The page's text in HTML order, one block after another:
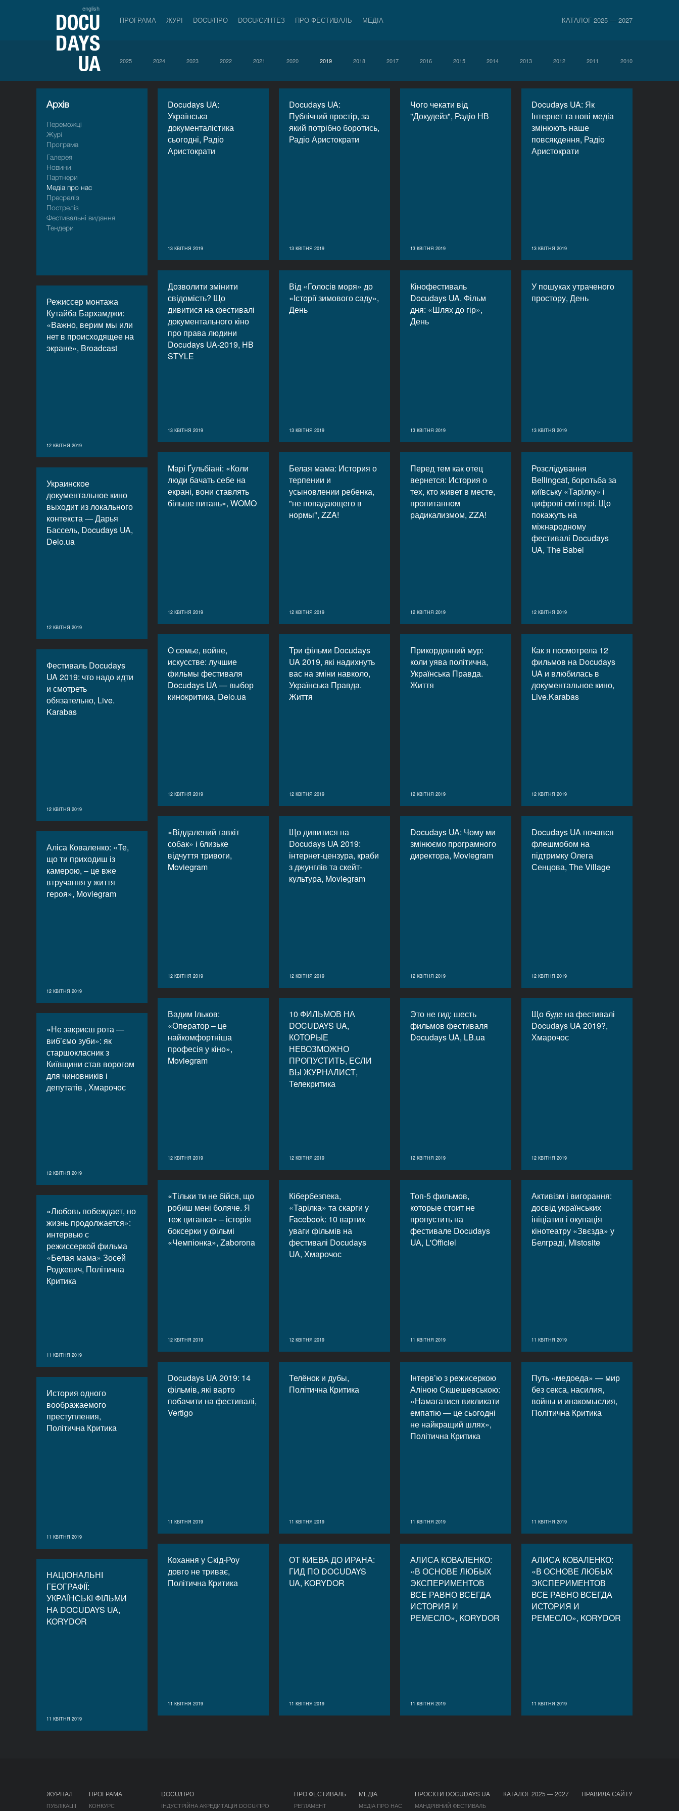
english
ПРОГРАМА ЖУРІ DOCU/ПРО DOCU/СИНТЕЗ ПРО ФЕСТИВАЛЬ МЕДІА КАТАЛОГ 2025 — 2027
2025 2024 2023 2022 2021 2020 2019 2018 2017 2016 2015 2014 2013 2012 2011 2010
Архiв
Переможці
Журі
Програма
Галерея
Новини
Партнери
Медіа про нас
Пресрелiз
Пострелiз
Фестивальні видання
Тендери
Docudays UA:
Українська
документалістика
сьогодні, Радіо
Аристократи
13 КВІТНЯ 2019
Docudays UA:
Публічний простір, за
який потрібно боротись,
Радіо Аристократи
13 КВІТНЯ 2019
Чого чекати від
"Докудейз", Радіо НВ
13 КВІТНЯ 2019
Docudays UA: Як
Інтернет та нові медіа
змінюють наше
повсякдення, Радіо
Аристократи
13 КВІТНЯ 2019
Дозволити змінити
свідомість? Що
дивитися на фестивалі
документального кіно
про права людини
Docudays UA-2019, HB
STYLE
13 КВІТНЯ 2019
Від «Голосів моря» до
«Iсторії зимового саду»,
День
13 КВІТНЯ 2019
Кінофестиваль
Docudays UA. Фільм
дня: «Шлях до гір»,
День
13 КВІТНЯ 2019
У пошуках утраченого
простору, День
13 КВІТНЯ 2019
Режиссер монтажа
Кутайба Бархамджи:
«Важно, верим мы или
нет в происходящее на
экране», Broadcast
12 КВІТНЯ 2019
Марі Ґульбіані: «Коли
люди бачать себе на
екрані, вони ставлять
більше питань», WOMO
12 КВІТНЯ 2019
Белая мама: История о
терпении и
усыновлении ребенка,
"не попадающего в
нормы", ZZA!
12 КВІТНЯ 2019
Перед тем как отец
вернется: История о
тех, кто живет в месте,
пропитанном
радикализмом, ZZA!
12 КВІТНЯ 2019
Розслідування
Bellingcat, боротьба за
київську «Тарілку» і
цифрові сміттярі. Що
покажуть на
міжнародному
фестивалі Docudays
UA, The Babel
12 КВІТНЯ 2019
Украинское
документальное кино
выходит из локального
контекста — Дарья
Бассель, Docudays UA,
Delo.ua
12 КВІТНЯ 2019
О семье, войне,
искусстве: лучшие
фильмы фестиваля
Docudays UA — выбор
кинокритика, Delo.ua
12 КВІТНЯ 2019
Три фільми Docudays
UA 2019, які надихнуть
вас на зміни навколо,
Українська Правда.
Життя
12 КВІТНЯ 2019
Прикордонний мур:
коли уява політична,
Українська Правда.
Життя
12 КВІТНЯ 2019
Как я посмотрела 12
фильмов на Docudays
UA и влюбилась в
документальное кино,
Live.Karabas
12 КВІТНЯ 2019
Фестиваль Docudays
UA 2019: что надо идти
и смотреть
обязательно, Live.
Karabas
12 КВІТНЯ 2019
«Віддалений гавкіт
собак» і близьке
відчуття тривоги,
Moviegram
12 КВІТНЯ 2019
Що дивитися на
Docudays UA 2019:
інтернет-цензура, краби
з джунглів та скейт-
культура, Moviegram
12 КВІТНЯ 2019
Docudays UA: Чому ми
змінюємо програмного
директора, Moviegram
12 КВІТНЯ 2019
Docudays UA почався
флешмобом на
підтримку Олега
Сенцова, The Village
12 КВІТНЯ 2019
Аліса Коваленко: «Те,
що ти приходиш із
камерою, – це вже
втручання у життя
героя», Moviegram
12 КВІТНЯ 2019
Вадим Ільков:
«Оператор – це
найкомфортніша
професія у кіно»,
Moviegram
12 КВІТНЯ 2019
10 ФИЛЬМОВ НА
DOCUDAYS UA,
КОТОРЫЕ
НЕВОЗМОЖНО
ПРОПУСТИТЬ, ЕСЛИ
ВЫ ЖУРНАЛИСТ,
Телекритика
12 КВІТНЯ 2019
Это не гид: шесть
фильмов фестиваля
Docudays UA, LB.ua
12 КВІТНЯ 2019
Що буде на фестивалі
Docudays UA 2019?,
Хмарочос
12 КВІТНЯ 2019
«Не закриєш рота —
виб’ємо зуби»: як
старшокласник з
Київщини став ворогом
для чиновників і
депутатів , Хмарочос
12 КВІТНЯ 2019
«Тільки ти не бійся, що
робиш мені боляче. Я
теж циганка» – історія
боксерки у фільмі
«Чемпіонка», Zaborona
12 КВІТНЯ 2019
Кібербезпека,
«Тарілка» та скарги у
Facebook: 10 вартих
уваги фільмів на
фестивалі Docudays
UA, Хмарочос
12 КВІТНЯ 2019
Топ-5 фильмов,
которые стоит не
пропустить на
фестивале Docudays
UA, L'Officiel
11 КВІТНЯ 2019
Активізм і вигорання:
досвід українських
ініціатив і окупація
кінотеатру «Звєзда» у
Белграді, Mistosite
11 КВІТНЯ 2019
«Любовь побеждает, но
жизнь продолжается»:
интервью с
режиссеркой фильма
«Белая мама» Зосей
Родкевич, Політична
Критика
11 КВІТНЯ 2019
Docudays UA 2019: 14
фільмів, які варто
побачити на фестивалі,
Vertigo
11 КВІТНЯ 2019
Телёнок и дубы,
Політична Критика
11 КВІТНЯ 2019
Інтерв’ю з режисеркою
Аліною Скшешевською:
«Намагатися викликати
емпатію — це сьогодні
не найкращий шлях»,
Політична Критика
11 КВІТНЯ 2019
Путь «медоеда» — мир
без секса, насилия,
войны и инакомыслия,
Політична Критика
11 КВІТНЯ 2019
История одного
воображаемого
преступления,
Політична Критика
11 КВІТНЯ 2019
Кохання у Скід-Роу
довго не триває,
Політична Критика
11 КВІТНЯ 2019
ОТ КИЕВА ДО ИРАНА:
ГИД ПО DOCUDAYS
UA, KORYDOR
11 КВІТНЯ 2019
АЛИСА КОВАЛЕНКО:
«В ОСНОВЕ ЛЮБЫХ
ЭКСПЕРИМЕНТОВ
ВСЕ РАВНО ВСЕГДА
ИСТОРИЯ И
РЕМЕСЛО», KORYDOR
11 КВІТНЯ 2019
АЛИСА КОВАЛЕНКО:
«В ОСНОВЕ ЛЮБЫХ
ЭКСПЕРИМЕНТОВ
ВСЕ РАВНО ВСЕГДА
ИСТОРИЯ И
РЕМЕСЛО», KORYDOR
11 КВІТНЯ 2019
НАЦІОНАЛЬНІ
ГЕОГРАФІЇ:
УКРАЇНСЬКІ ФІЛЬМИ
НА DOCUDAYS UA,
KORYDOR
11 КВІТНЯ 2019
ЖУРНАЛ
ПУБЛІКАЦІЇ
ПРОГРАМА
КОНКУРС
DOCU/ПРО
ІНДУСТРІЙНА АКРЕДИТАЦІЯ DOCU/ПРО
ПРО ФЕСТИВАЛЬ
РЕГЛАМЕНТ
МЕДІА
МЕДІА ПРО НАС
ПРОЄКТИ DOCUDAYS UA
МАНДРІВНИЙ ФЕСТИВАЛЬ
КАТАЛОГ 2025 — 2027 ПРАВИЛА САЙТУ